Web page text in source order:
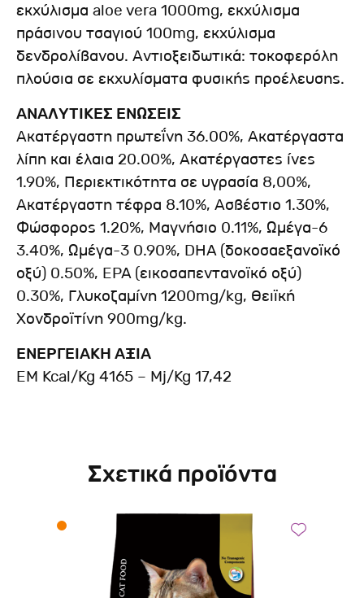
εκχύλισμα aloe vera 1000mg, εκχύλισμα
πράσινου τσαγιού 100mg, εκχύλισμα
δενδρολίβανου. Αντιοξειδωτικά: τοκοφερόλη
πλούσια σε εκχυλίσματα φυσικής προέλευσης.
ΑΝΑΛΥΤΙΚΕΣ ΕΝΩΣΕΙΣ
Ακατέργαστη πρωτεΐνη 36.00%, Ακατέργαστα
λίπη και έλαια 20.00%, Ακατέργαστες ίνες
1.90%, Περιεκτικότητα σε υγρασία 8,00%,
Ακατέργαστη τέφρα 8.10%, Ασβέστιο 1.30%,
Φώσφορος 1.20%, Μαγνήσιο 0.11%, Ωμέγα-6
3.40%, Ωμέγα-3 0.90%, DHA (δοκοσαεξανοϊκό
οξύ) 0.50%, EPA (εικοσαπεντανοϊκό οξύ)
0.30%, Γλυκοζαμίνη 1200mg/kg, Θειϊκή
Χονδροϊτίνη 900mg/kg.
ΕΝΕΡΓΕΙΑΚΗ ΑΞΙΑ
EM Kcal/Kg 4165 – Mj/Kg 17,42
Σχετικά προϊόντα